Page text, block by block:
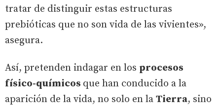
tratar de distinguir estas estructuras
prebióticas que no son vida de las vivientes»,
asegura.
Así, pretenden indagar en los procesos
físico-químicos que han conducido a la
aparición de la vida, no solo en la Tierra, sino